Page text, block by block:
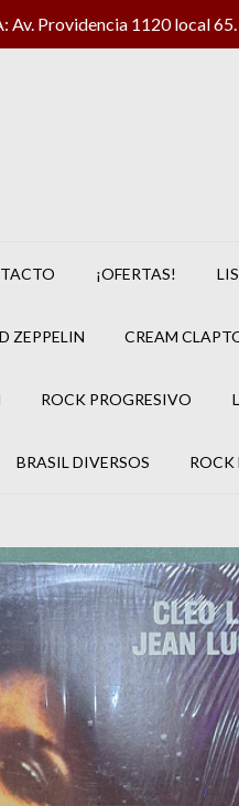
Av. Providencia 1120 local
¡OFERTAS!
ZEPPELIN CREAM
ROCK PROGRESIVO
BRASIL DIVERSOS ROCK